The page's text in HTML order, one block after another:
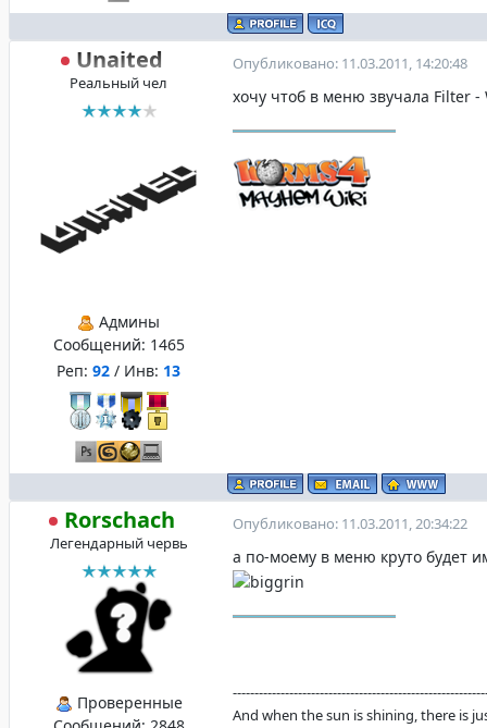
Unaited
Реальный чел
Админы
Сообщений: 1465
Реп: 92 / Инв: 13
Опубликовано: 11.03.2011, 14:20:48
хочу чтоб в меню звучалa Filter -
Rorschach
Легендарный червь
Проверенные
Опубликовано: 11.03.2011, 20:34:22
а по-моему в меню круто будет
And when the sun is shining, there is